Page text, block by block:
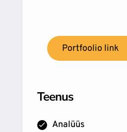
Portfoolio link
Teenus
Analüüs